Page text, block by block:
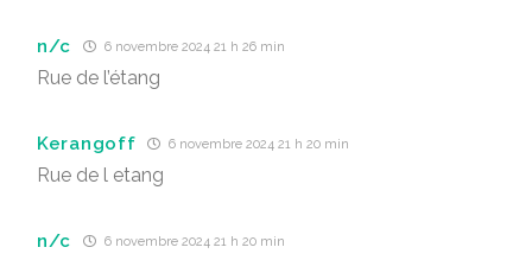
n/c 6 novembre 2024 21 h 26 min
Rue de l’étang
Kerangoff 6 novembre 2024 21 h 20 min
Rue de l etang
n/c 6 novembre 2024 21 h 20 min